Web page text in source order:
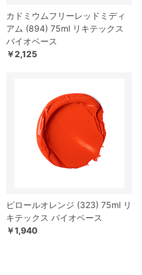
カドミウムフリーレッドミディ
アム (894) 75ml リキテックス
バイオベース
￥2,125
ピロールオレンジ (323) 75ml リ
キテックス バイオベース
￥1,940